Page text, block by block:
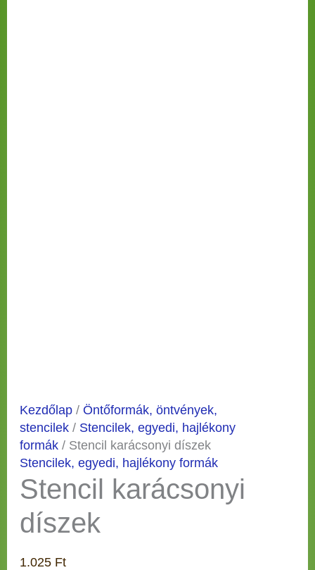
Kezdőlap/ Öntőformák, öntvények,
stencilek/ Stencilek, egyedi, hajlékony
formák/ Stencil karácsonyi díszek
Stencilek, egyedi, hajlékony formák
Stencil karácsonyi
díszek
1.025 Ft